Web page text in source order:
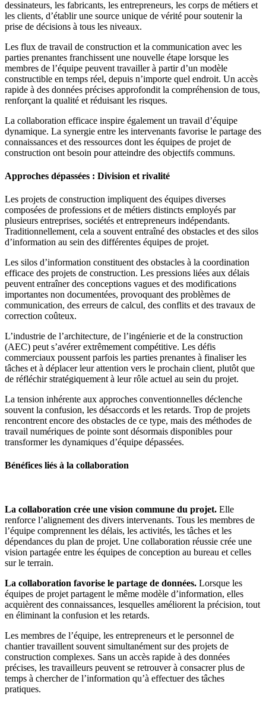
dessinateurs, les fabricants, les entrepreneurs, les corps de métiers et
les clients, d’établir une source unique de vérité pour soutenir la
prise de décisions à tous les niveaux.
Les flux de travail de construction et la communication avec les
parties prenantes franchissent une nouvelle étape lorsque les
membres de l’équipe peuvent travailler à partir d’un modèle
constructible en temps réel, depuis n’importe quel endroit. Un accès
rapide à des données précises approfondit la compréhension de tous,
renforçant la qualité et réduisant les risques.
La collaboration efficace inspire également un travail d’équipe
dynamique. La synergie entre les intervenants favorise le partage des
connaissances et des ressources dont les équipes de projet de
construction ont besoin pour atteindre des objectifs communs.
Approches dépassées : Division et rivalité
Les projets de construction impliquent des équipes diverses
composées de professions et de métiers distincts employés par
plusieurs entreprises, sociétés et entrepreneurs indépendants.
Traditionnellement, cela a souvent entraîné des obstacles et des silos
d’information au sein des différentes équipes de projet.
Les silos d’information constituent des obstacles à la coordination
efficace des projets de construction. Les pressions liées aux délais
peuvent entraîner des conceptions vagues et des modifications
importantes non documentées, provoquant des problèmes de
communication, des erreurs de calcul, des conflits et des travaux de
correction coûteux.
L’industrie de l’architecture, de l’ingénierie et de la construction
(AEC) peut s’avérer extrêmement compétitive. Les défis
commerciaux poussent parfois les parties prenantes à finaliser les
tâches et à déplacer leur attention vers le prochain client, plutôt que
de réfléchir stratégiquement à leur rôle actuel au sein du projet.
La tension inhérente aux approches conventionnelles déclenche
souvent la confusion, les désaccords et les retards. Trop de projets
rencontrent encore des obstacles de ce type, mais des méthodes de
travail numériques de pointe sont désormais disponibles pour
transformer les dynamiques d’équipe dépassées.
Bénéfices liés à la collaboration
La collaboration crée une vision commune du projet. Elle
renforce l’alignement des divers intervenants. Tous les membres de
l’équipe comprennent les délais, les activités, les tâches et les
dépendances du plan de projet. Une collaboration réussie crée une
vision partagée entre les équipes de conception au bureau et celles
sur le terrain.
La collaboration favorise le partage de données. Lorsque les
équipes de projet partagent le même modèle d’information, elles
acquièrent des connaissances, lesquelles améliorent la précision, tout
en éliminant la confusion et les retards.
Les membres de l’équipe, les entrepreneurs et le personnel de
chantier travaillent souvent simultanément sur des projets de
construction complexes. Sans un accès rapide à des données
précises, les travailleurs peuvent se retrouver à consacrer plus de
temps à chercher de l’information qu’à effectuer des tâches
pratiques.